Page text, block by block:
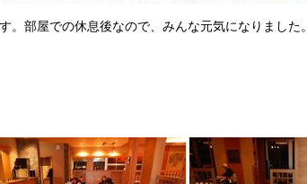
。部屋での休息後なので、みんな元気になりました。